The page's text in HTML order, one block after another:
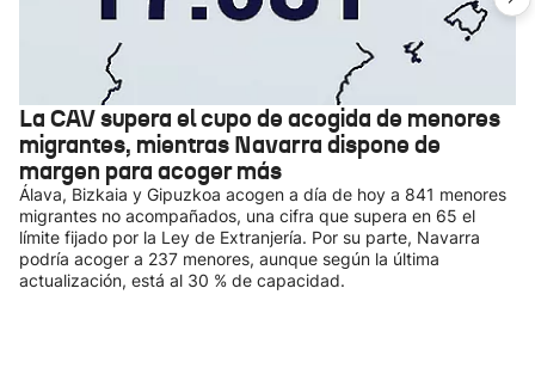
La CAV supera el cupo de acogida de menores
migrantes, mientras Navarra dispone de
margen para acoger más
Álava, Bizkaia y Gipuzkoa acogen a día de hoy a 841 menores
migrantes no acompañados, una cifra que supera en 65 el
límite fijado por la Ley de Extranjería. Por su parte, Navarra
podría acoger a 237 menores, aunque según la última
actualización, está al 30 % de capacidad.